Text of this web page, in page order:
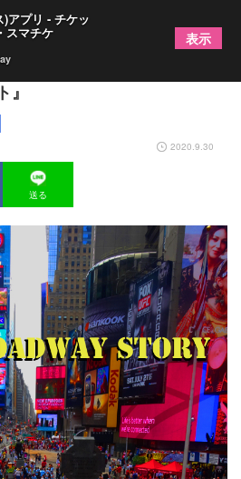
・ストーリー」 VOL.3 始ま
2020.9.30
送る
アプリ - チケッ
スマチケ 表示